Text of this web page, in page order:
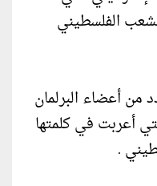
الفلسطيني
من أعضاء البرلمان
أعربت في كلمتها
.